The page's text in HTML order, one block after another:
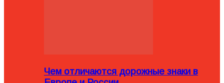
Чем отличаются дорожные знаки в